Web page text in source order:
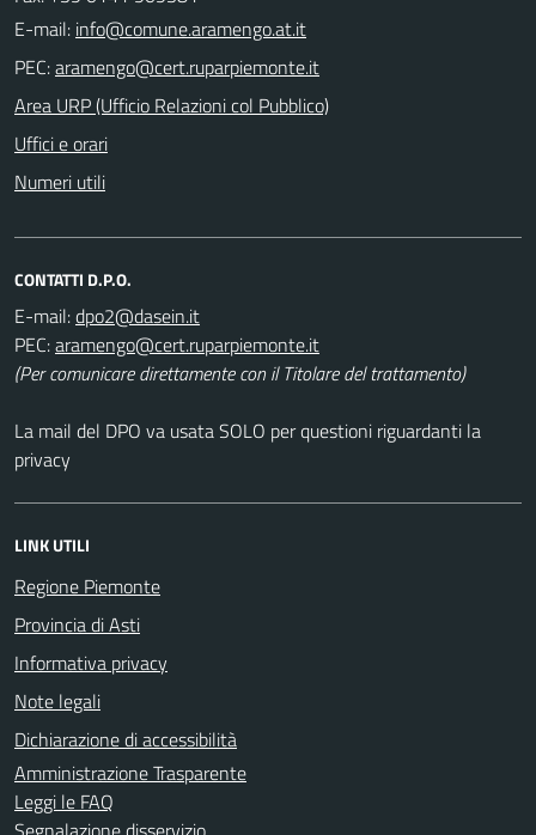
E-mail:
PEC:
Area URP (Ufficio Relazioni col Pubblico)
Uffici e orari
Numeri utili
CONTATTI D.P.O.
E-mail:
PEC:
(Per comunicare direttamente con il Titolare del trattamento)
La mail del DPO va usata SOLO per questioni riguardanti la
privacy
LINK UTILI
Regione Piemonte
Provincia di Asti
Informativa privacy
Note legali
Dichiarazione di accessibilità
Amministrazione Trasparente
Leggi le FAQ